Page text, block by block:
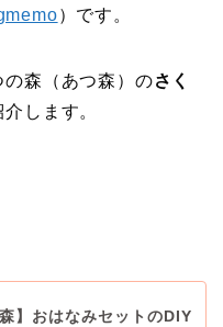
）です。
森（あつ森）のさく
します。
森】おはなみセットのDIY